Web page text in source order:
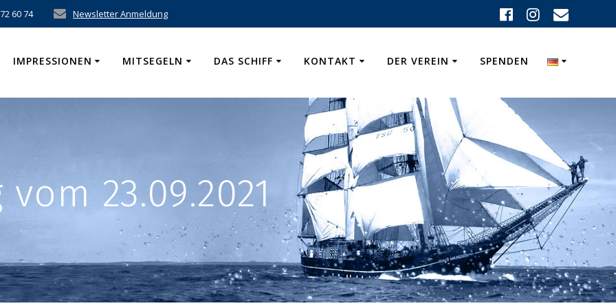
60 74 Newsletter Anmeldung
IMPRESSIONEN MITSEGELN DAS SCHIFF KONTAKT DER VEREIN SPENDEN
23.09.2021